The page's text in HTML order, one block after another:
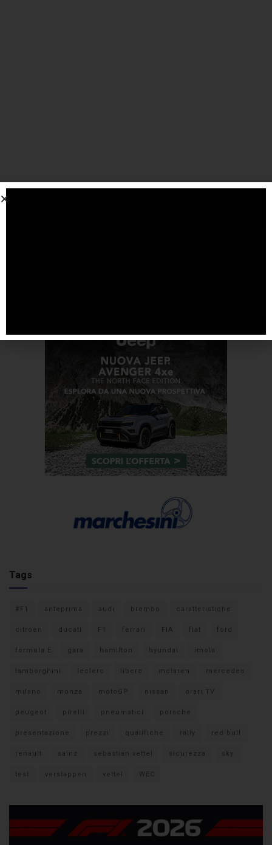
Tags
#F1 anteprima audi brembo caratteristiche
citroen ducati F1 ferrari FIA fiat ford
formula E gara hamilton hyundai imola
lamborghini leclerc libere mclaren mercedes
milano monza motoGP nissan orari TV
peugeot pirelli pneumatici porsche
presentazione prezzi qualifiche rally red bull
renault sainz sebastian vettel sicurezza sky
test verstappen vettel WEC